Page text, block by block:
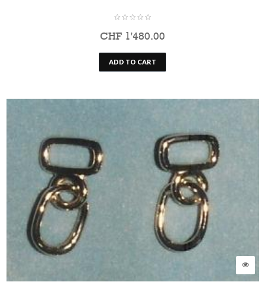
CHF 1'480.00
ADD TO CART